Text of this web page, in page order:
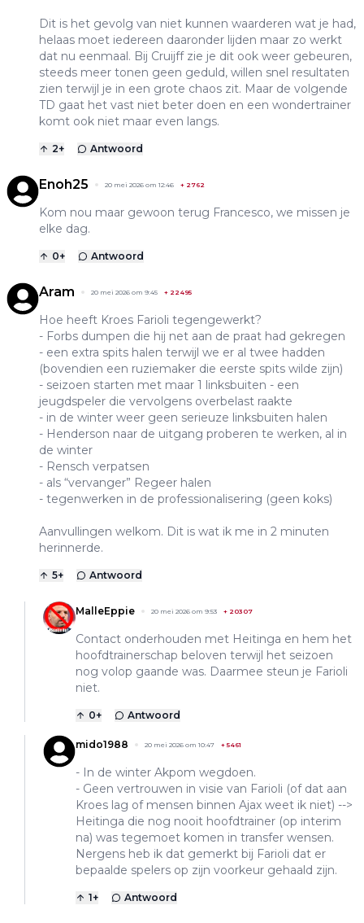
Dit is het gevolg van niet kunnen waarderen wat je had,
helaas moet iedereen daaronder lijden maar zo werkt
dat nu eenmaal. Bij Cruijff zie je dit ook weer gebeuren,
steeds meer tonen geen geduld, willen snel resultaten
zien terwijl je in een grote chaos zit. Maar de volgende
TD gaat het vast niet beter doen en een wondertrainer
komt ook niet maar even langs.
2+ Antwoord
Enoh25 20 mei 2026 om 12:46 + 2762
Kom nou maar gewoon terug Francesco, we missen je
elke dag.
0+ Antwoord
Aram 20 mei 2026 om 9:45 + 22495
Hoe heeft Kroes Farioli tegengewerkt?
- Forbs dumpen die hij net aan de praat had gekregen
- een extra spits halen terwijl we er al twee hadden
(bovendien een ruziemaker die eerste spits wilde zijn)
- seizoen starten met maar 1 linksbuiten - een
jeugdspeler die vervolgens overbelast raakte
- in de winter weer geen serieuze linksbuiten halen
- Henderson naar de uitgang proberen te werken, al in
de winter
- Rensch verpatsen
- als “vervanger” Regeer halen
- tegenwerken in de professionalisering (geen koks)
Aanvullingen welkom. Dit is wat ik me in 2 minuten
herinnerde.
5+ Antwoord
MalleEppie 20 mei 2026 om 9:53 + 20307
Contact onderhouden met Heitinga en hem het
hoofdtrainerschap beloven terwijl het seizoen
nog volop gaande was. Daarmee steun je Farioli
niet.
0+ Antwoord
mido1988 20 mei 2026 om 10:47 +5461
- In de winter Akpom wegdoen.
- Geen vertrouwen in visie van Farioli (of dat aan
Kroes lag of mensen binnen Ajax weet ik niet) -->
Heitinga die nog nooit hoofdtrainer (op interim
na) was tegemoet komen in transfer wensen.
Nergens heb ik dat gemerkt bij Farioli dat er
bepaalde spelers op zijn voorkeur gehaald zijn.
1+ Antwoord